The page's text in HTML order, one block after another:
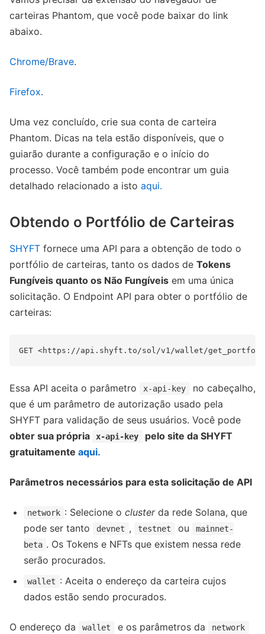
carteiras Phantom, que você pode baixar do link
abaixo.
Chrome/Brave.
Firefox.
Uma vez concluído, crie sua conta de carteira
Phantom. Dicas na tela estão disponíveis, que o
guiarão durante a configuração e o início do
processo. Você também pode encontrar um guia
detalhado relacionado a isto aqui.
Obtendo o Portfólio de Carteiras
SHYFT fornece uma API para a obtenção de todo o
portfólio de carteiras, tanto os dados de Tokens
Fungíveis quanto os Não Fungíveis em uma única
solicitação. O Endpoint API para obter o portfólio de
carteiras:
Essa API aceita o parâmetro x-api-key
no cabeçalho,
que é um parâmetro de autorização usado pela
SHYFT para validação de seus usuários. Você pode
obter sua própria
x-api-key
pelo site da SHYFT
gratuitamente aqui.
Parâmetros necessários para esta solicitação de API
network : Selecione o clusterda rede Solana, que
pode ser tanto
devnet , testnet ou
mainnet-
beta . Os Tokens e NFTs que existem nessa rede
serão procurados.
wallet : Aceita o endereço da carteira cujos
dados estão sendo procurados.
O endereço da wallet e os parâmetros da network